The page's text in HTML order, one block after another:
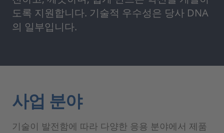
도록 지원합니다. 기술적 우수성은 당사 DNA
의 일부입니다.
사업 분야
기술이 발전함에 따라 다양한 응용 분야에서 제품